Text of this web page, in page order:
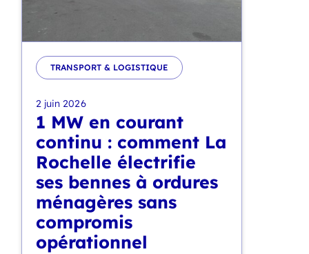
TRANSPORT & LOGISTIQUE
2 juin 2026
1 MW en courant
continu : comment La
Rochelle électrifie
ses bennes à ordures
ménagères sans
compromis
opérationnel